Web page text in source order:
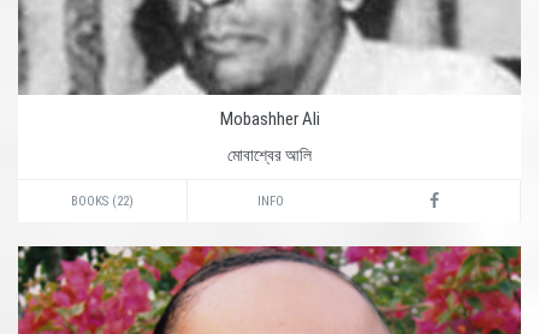
Mobashher Ali
মোবাশ্বের আলি
BOOKS (22) INFO